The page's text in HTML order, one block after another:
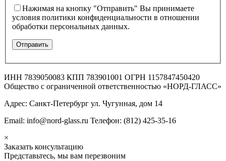
Нажимая на кнопку "Отправить" Вы принимаете
условия политики конфиденциальности в отношении
обработки персональных данных.
ИНН 7839050083 КПП 783901001 ОГРН 1157847450420
Общество с ограниченной ответственностью «НОРД-ГЛАСС»
Адрес: Санкт-Петербург ул. Чугунная, дом 14
Email: info@nord-glass.ru Телефон: (812) 425-35-16
×
Заказать консультацию
Представьтесь, мы вам перезвоним